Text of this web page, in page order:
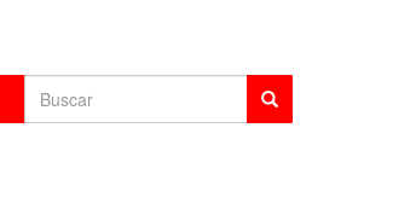
Formulário
de